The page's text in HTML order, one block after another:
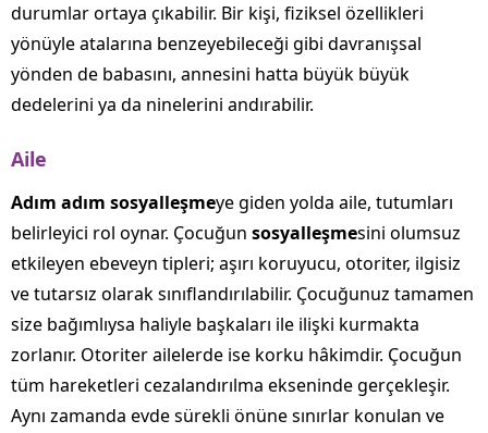
durumlar ortaya çıkabilir. Bir kişi, fiziksel özellikleri
yönüyle atalarına benzeyebileceği gibi davranışsal
yönden de babasını, annesini hatta büyük büyük
dedelerini ya da ninelerini andırabilir.
Aile
Adım adım sosyalleşmeye giden yolda aile, tutumları
belirleyici rol oynar. Çocuğun sosyalleşmesini olumsuz
etkileyen ebeveyn tipleri; aşırı koruyucu, otoriter, ilgisiz
ve tutarsız olarak sınıflandırılabilir. Çocuğunuz tamamen
size bağımlıysa haliyle başkaları ile ilişki kurmakta
zorlanır. Otoriter ailelerde ise korku hâkimdir. Çocuğun
tüm hareketleri cezalandırılma ekseninde gerçekleşir.
Aynı zamanda evde sürekli önüne sınırlar konulan ve